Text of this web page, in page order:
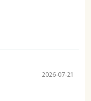
2026-07-21